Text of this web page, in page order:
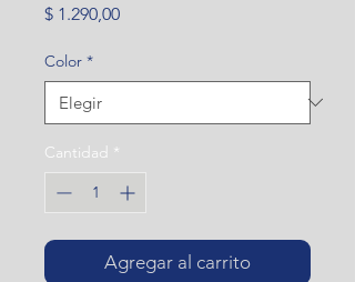
$ 1.290,00Precio
Color *
Cantidad *
Agregar al carrito